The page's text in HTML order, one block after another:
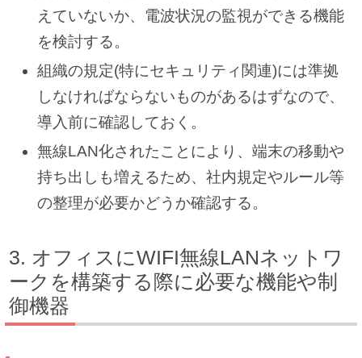
えていないか、電波状況の監視ができる機能
を検討する。
組織の規定(特にセキュリティ関連)には準拠
しなければならないものがあるはずなので、
導入前に確認しておく。
無線LAN化されたことにより、端末の移動や
持ち出しも増えるため、社内規定やルール等
の整理が必要かどうか確認する。
オフィスにWIFI無線LANネットワ
ークを構築する際に必要な機能や制
御機器